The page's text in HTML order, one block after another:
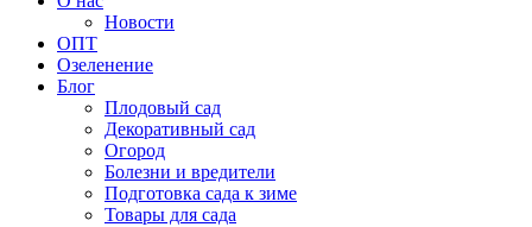
Новости
ОПТ
Озеленение
Блог
Плодовый сад
Декоративный сад
Огород
Болезни и вредители
Подготовка сада к зиме
Товары для сада